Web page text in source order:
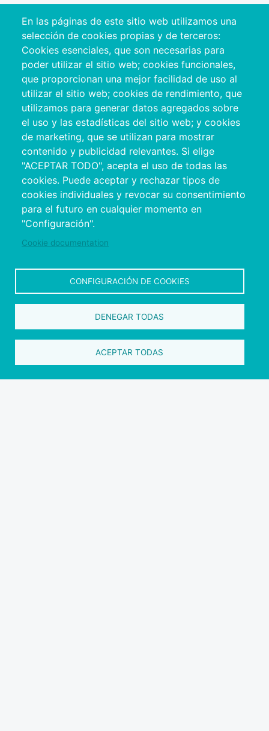
Pulse sobre a imaxe para descargar o
Manual para establecementos turísticos.
En las páginas de este sitio web utilizamos una
selección de cookies propias y de terceros:
Cookies esenciales, que son necesarias para
poder utilizar el sitio web; cookies funcionales,
que proporcionan una mejor facilidad de uso al
utilizar el sitio web; cookies de rendimiento, que
utilizamos para generar datos agregados sobre
el uso y las estadísticas del sitio web; y cookies
de marketing, que se utilizan para mostrar
contenido y publicidad relevantes. Si elige
"ACEPTAR TODO", acepta el uso de todas las
cookies. Puede aceptar y rechazar tipos de
cookies individuales y revocar su consentimiento
para el futuro en cualquier momento en
"Configuración".
Cookie documentation
CONFIGURACIÓN DE COOKIES
DENEGAR TODAS
ACEPTAR TODAS